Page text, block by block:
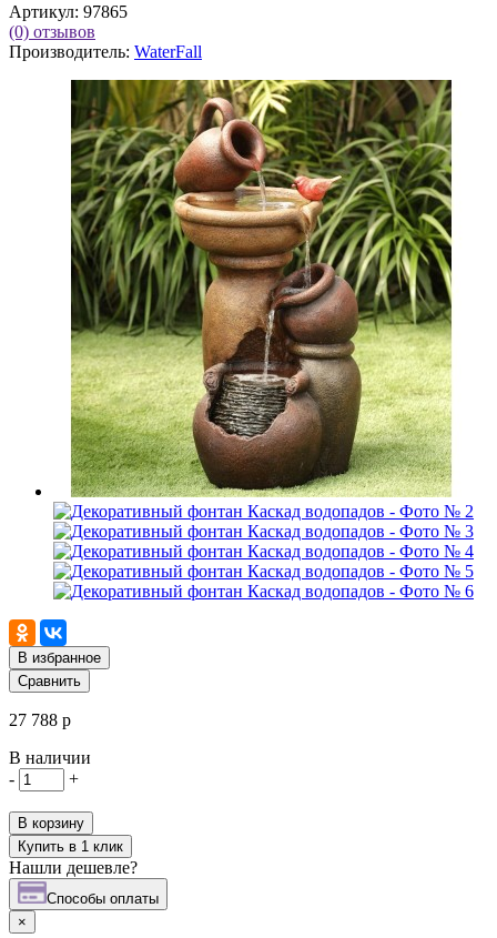
Артикул: 97865
(0) отзывов
Производитель: WaterFall
В избранное
Сравнить
27 788 р
В наличии
-
+
В корзину
Купить в 1 клик
Нашли дешевле?
Cпособы оплаты
×